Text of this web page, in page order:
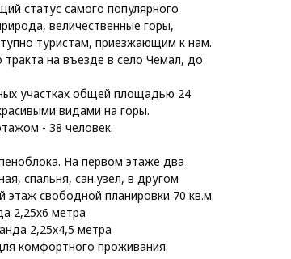
статус самого популярного
величественные горы,
туристам, приезжающим к нам.
на въезде в село Чемал, до
участках общей площадью 24
видами на горы.
- 38 человек.
На первом этаже два
спальня, сан.узел, в другом
этаж свободной планировки 70 кв.м.
2,25х6 метра
2,25х4,5 метра
комфортного проживания.